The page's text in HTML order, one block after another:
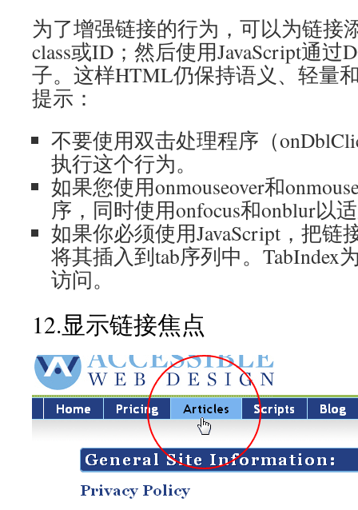
为了增强链接的行为，可以为链接
class或ID；然后使用JavaScript通过
子。这样HTML仍保持语义、轻量
提示：
不要使用双击处理程序（
执行这个行为。
如果您使用onmouseover和
序，同时使用onfocus和onblur以
如果你必须使用JavaScript，把链
将其插入到tab序列中。TabIndex
访问。
12.显示链接焦点